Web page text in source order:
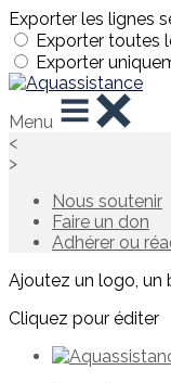
Exporter les lignes
Exporter toutes
Exporter
Menu
<
>
Nous soutenir
Faire un don
Adhérer ou
Ajoutez un logo, un
Cliquez pour éditer